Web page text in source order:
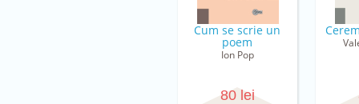
Cum se scrie un
poem
Ion Pop
80 lei